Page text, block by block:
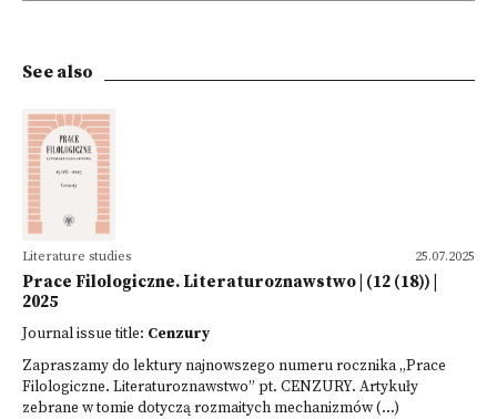
See also
25.07.2025
Literature studies
Prace Filologiczne. Literaturoznawstwo | (12 (18)) |
2025
Journal issue title: Cenzury
Zapraszamy do lektury najnowszego numeru rocznika „Prace
Filologiczne. Literaturoznawstwo” pt. CENZURY. Artykuły
zebrane w tomie dotyczą rozmaitych mechanizmów (...)